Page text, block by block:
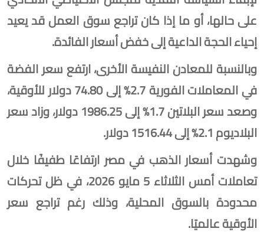
على حالها، أو ما إذا كان تراجع ⁠سوق العمل قد يعيد
إحياء الحجة الداعية إلى خفض أسعار الفائدة.
وبالنسبة للمعادن النفيسة الأخرى، ارتفع سعر الفضة
في المعاملات الفورية 2.7% إلى 74.80 دولار للأوقية،
وصعد سعر البلاتين 1.7% إلى 1986.25 دولار، وزاد سعر
البلاديوم 2.1% إلى 1516.44 دولار.
وشهدت أسعار الذهب في مصر ارتفاعًا طفيفًا خلال
تعاملات أمس الثلاثاء 5 مايو 2026، في ظل تحركات
محدودة بالسوق المحلية، وذلك رغم تراجع سعر
الأوقية عالميًا.